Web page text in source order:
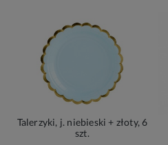
Talerzyki, j. niebieski + złoty, 6
szt.